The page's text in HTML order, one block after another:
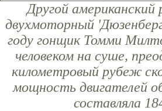
Другой американский
двухмоторный
году гонщик Томми
человеком на суше,
километровый рубеж
мощность двигателей
составляла